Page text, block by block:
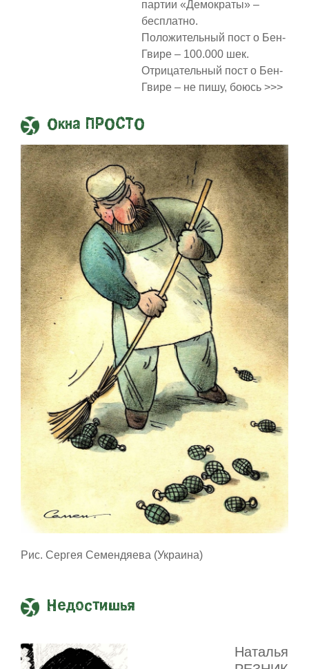
партии «Демократы» –
бесплатно.
Положительный пост о Бен-
Гвире – 100.000 шек.
Отрицательный пост о Бен-
Гвире – не пишу, боюсь >>>
Окна ПРОСТО
Рис. Сергея Семендяева (Украина)
Недостишья
Наталья